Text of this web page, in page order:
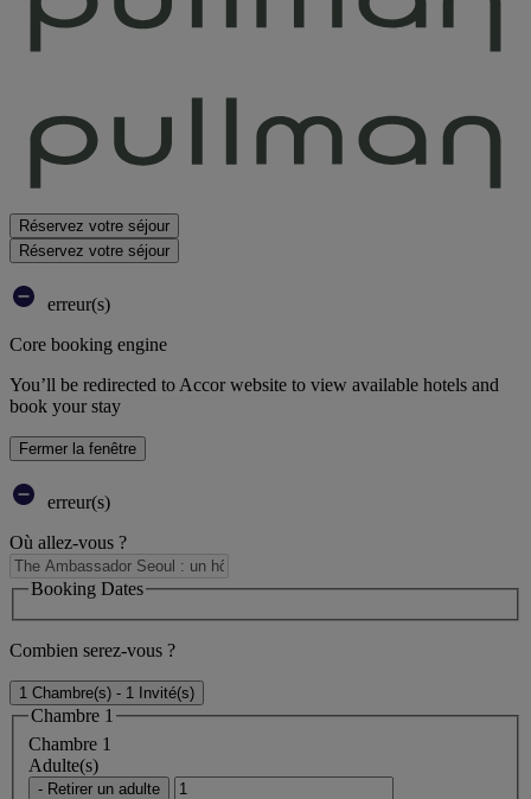
Réservez votre séjour
Réservez votre séjour
erreur(s)
Core booking engine
You’ll be redirected to Accor website to view available hotels and
book your stay
Fermer la fenêtre
erreur(s)
Où allez-vous ?
Booking Dates
Combien serez-vous ?
1 Chambre(s) - 1 Invité(s)
Chambre 1
Chambre 1
Adulte(s)
- Retirer un adulte